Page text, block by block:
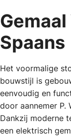
Spaans
Het voormalige
bouwstijl is
eenvoudig en
door aannemer P.
Dankzij moderne
een elektrisch